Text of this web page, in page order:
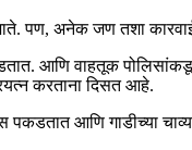
पण, अनेक जण तशा
वाहतूक पोलिसांकडून
करताना दिसत आहे.
आणि गाडीच्या